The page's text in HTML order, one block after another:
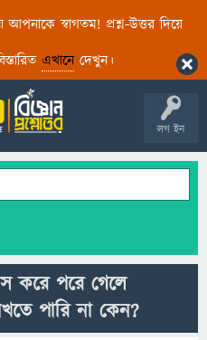
আপনাকে স্বাগতম! প্রশ্ন-উত্তর দিয়ে
এখানেদেখুন।
লগ ইন
করে পরে গেলে
পারি না কেন?